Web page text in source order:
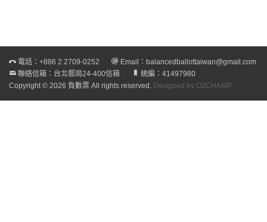
電話： +886 2 2709-0252 Email： balancedballottaiwan@gmail.com
聯絡信箱：台北郵局24-400信箱
統編：41497980
Copyright © 2026 負數票 All rights reserved. Designed by OZCHAMP